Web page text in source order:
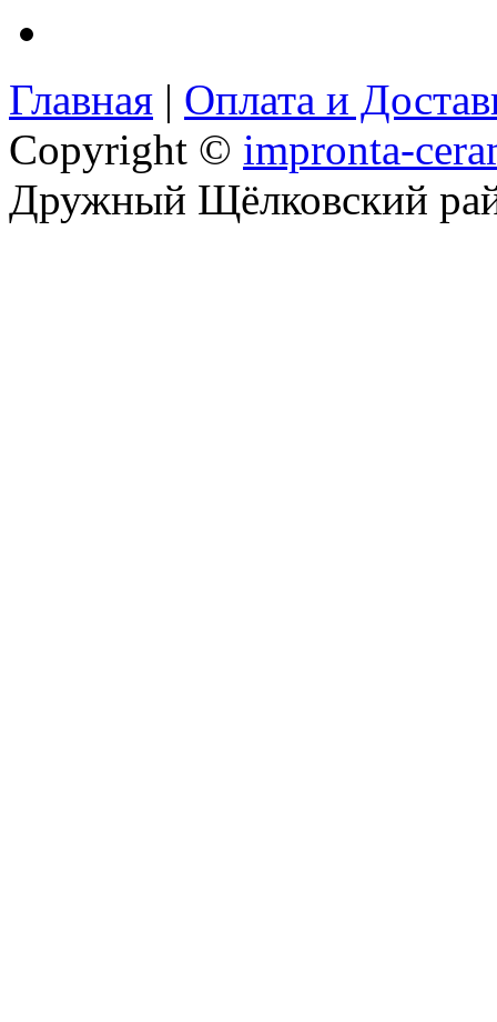
Главная | Оплата и
Copyright © impronta-
Дружный Щёлковский